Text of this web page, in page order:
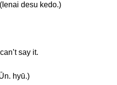
desu kedo.)
say it.
hyū.)